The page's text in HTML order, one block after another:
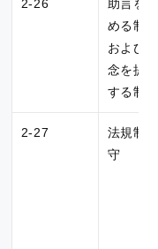
2-26
助言を
める制
および
念を提
する制
2-27
法規制
守